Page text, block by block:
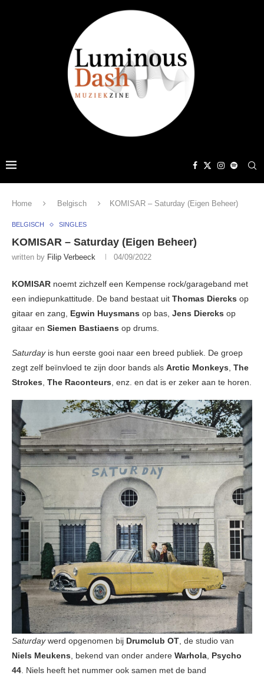
Home Belgisch KOMISAR – Saturday (Eigen Beheer)
BELGISCH SINGLES
KOMISAR – Saturday (Eigen Beheer)
written by Filip Verbeeck 04/09/2022
KOMISAR noemt zichzelf een Kempense rock/garageband met
een indiepunkattitude. De band bestaat uit Thomas Diercks op
gitaar en zang, Egwin Huysmans op bas, Jens Diercks op
gitaar en Siemen Bastiaens op drums.
Saturdayis hun eerste gooi naar een breed publiek. De groep
zegt zelf beïnvloed te zijn door bands als Arctic Monkeys, The
Strokes, The Raconteurs, enz. en dat is er zeker aan te horen.
Saturdaywerd opgenomen bij Drumclub OT , de studio van
Niels Meukens , bekend van onder andere Warhola Psycho
44 . Niels heeft het nummer ook samen met de band